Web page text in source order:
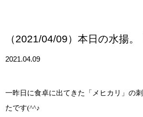
（2021/04/09）本日の水揚。
2021.04.09
一昨日に食卓に出てきた「メヒカリ」の
たです(^^♪